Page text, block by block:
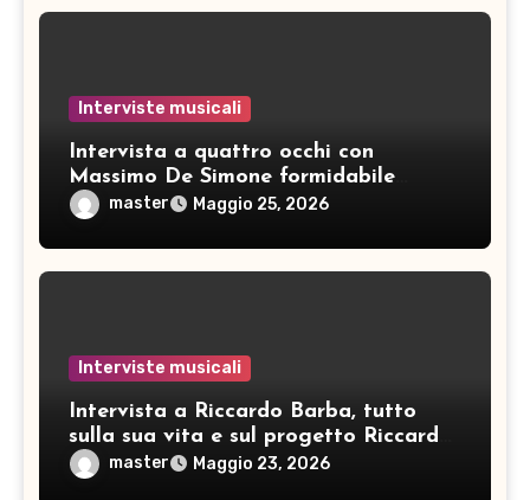
Interviste musicali
Intervista a quattro occhi con
Massimo De Simone formidabile
artistamaster Maggio 25, 2026
Interviste musicali
Intervista a Riccardo Barba, tutto
sulla sua vita e sul progetto Riccardo
Barba Big Band: pianista, direttore
d’orchestra… e non solo!
master Maggio 23, 2026